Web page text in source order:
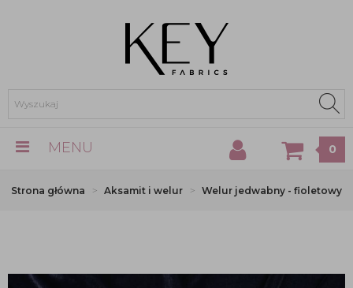
MENU 0
Strona główna Aksamit i welur Welur jedwabny - fioletowy